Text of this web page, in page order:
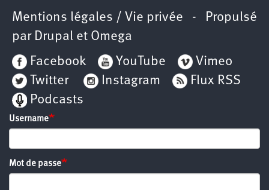
Mentions légales / Vie privée - Propulsé
par Drupal et Omega
Facebook
YouTube
Vimeo
Twitter
Instagram
Flux RSS
Podcasts
Username
Mot de passe